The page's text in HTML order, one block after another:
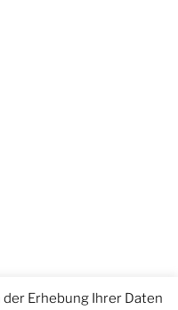
Erhebung Ihrer Daten